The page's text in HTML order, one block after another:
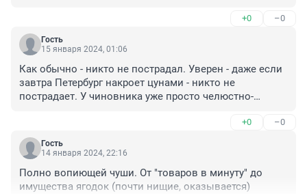
них там все было нормально. Люди прыгали в
лестничные проемы - пострадавших нет? Вертится
теперь как уж на сковородке.
+0 –0
Гость
15 января 2024, 01:06
Как обычно - никто не пострадал. Уверен - даже если
завтра Петербург накроет цунами - никто не
пострадает. У чиновника уже просто челюстно-
как клоп не может лизать, так и чиновник не может
признавать жертвы.
+0 –0
Гость
14 января 2024, 22:16
Полно вопиющей чуши. От "товаров в минуту" до
имущества ягодок (почти нищие, оказывается)